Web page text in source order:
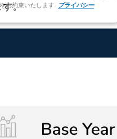
お約束いたします. プライバシー
す。